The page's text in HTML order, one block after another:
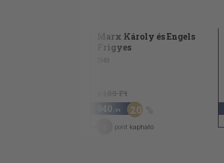
Marx Károly és Engels
Frigyes
1949
1.180 Ft
940 ,-Ft 20
pont kapható